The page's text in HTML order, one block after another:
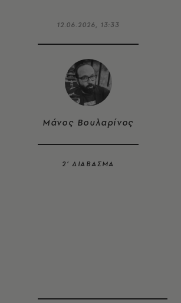
12.06.2026, 13:33
Μάνος Βουλαρίνος
2’ ΔΙΑΒΑΣΜΑ